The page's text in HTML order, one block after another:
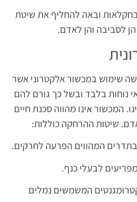
ובאה להחליף את שיטת
לסביבה והן לאדם.
שימוש במכשור אלקטרוני אשר
נוחות בלבד ובשל כך גורם להם
המכשור אינו מהווה סכנת חיים
שיטות ההרחקה כוללות:
המהווים הפרעה לחרקים.
לבעלי כנף.
המשמשים נמלים